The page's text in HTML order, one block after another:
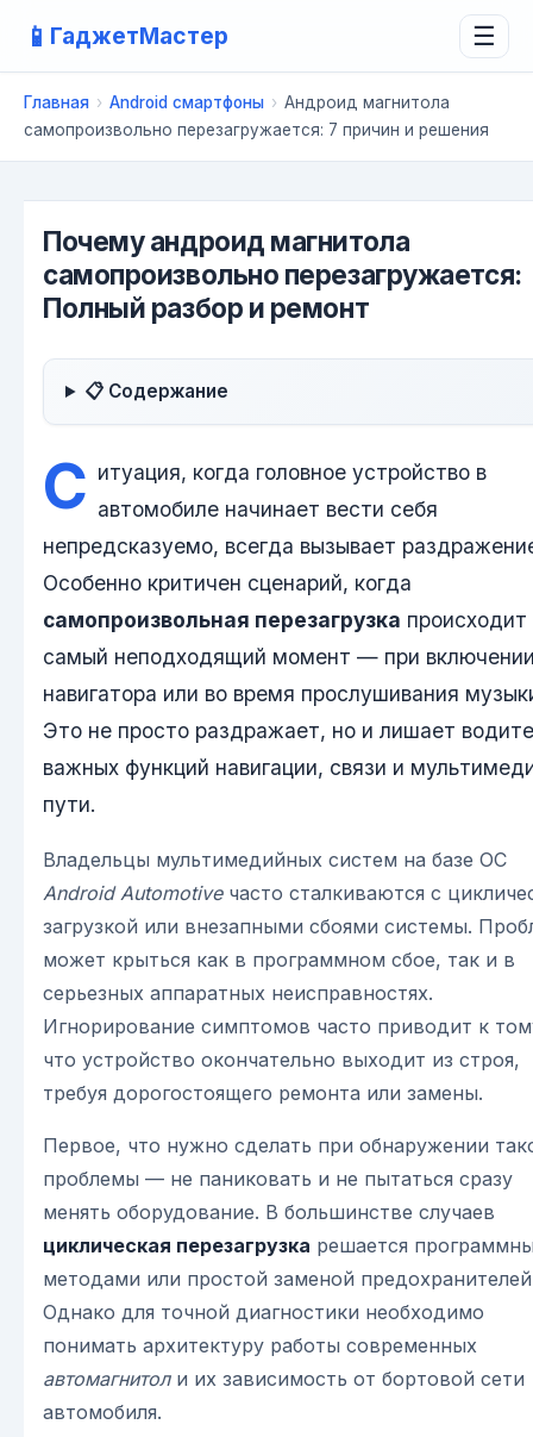
📱 ГаджетМастер ☰
Главная › Android смартфоны › Андроид магнитола
самопроизвольно перезагружается: 7 причин и решения
Почему андроид магнитола
самопроизвольно перезагружается:
Полный разбор и ремонт
📋 Содержание
С итуация, когда головное устройство в
автомобиле начинает вести себя
непредсказуемо, всегда вызывает
Особенно критичен сценарий, когда
самопроизвольная перезагрузка происходит
самый неподходящий момент — при
навигатора или во время прослушивания
Это не просто раздражает, но и лишает
важных функций навигации, связи и
пути.
Владельцы мультимедийных систем на базе ОС
Android Automotiveчасто сталкиваются с
загрузкой или внезапными сбоями системы.
может крыться как в программном сбое, так и в
серьезных аппаратных неисправностях.
Игнорирование симптомов часто приводит к
что устройство окончательно выходит из строя,
требуя дорогостоящего ремонта или замены.
Первое, что нужно сделать при обнаружении
проблемы — не паниковать и не пытаться сразу
менять оборудование. В большинстве случаев
циклическая перезагрузка решается
методами или простой заменой
Однако для точной диагностики необходимо
понимать архитектуру работы современных
автомагнитоли их зависимость от бортовой сети
автомобиля.